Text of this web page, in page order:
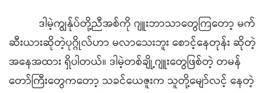
ဒါမဲ့ကျွန်ုပ်တို့ညီအစ်ကို ဂျူးဘာသာတွေကြတော့ မက်
ဆီးယားဆိုတဲ့ပုဂ္ဂိုလ်ဟာ မလာသေးဘူး စောင့်နေတုန်း ဆိုတဲ့
အနေအထား ရှိပါတယ်။ ဒါမဲ့တစ်ချို့ဂျူးတွေဖြစ်တဲ့ တမန်
တော်ကြီးတွေကတော့ သခင်ယေဇူးက သူတို့မျော်လင့် နေတဲ့